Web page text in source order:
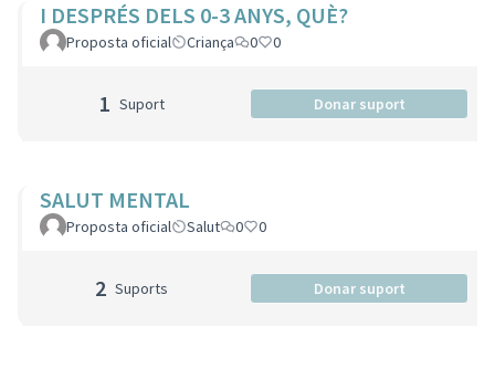
I DESPRÉS DELS 0-3 ANYS, QUÈ?
Proposta oficial Criança 0 0
1 Suport Donar suport
SALUT MENTAL
Proposta oficial Salut 0 0
2 Suports Donar suport